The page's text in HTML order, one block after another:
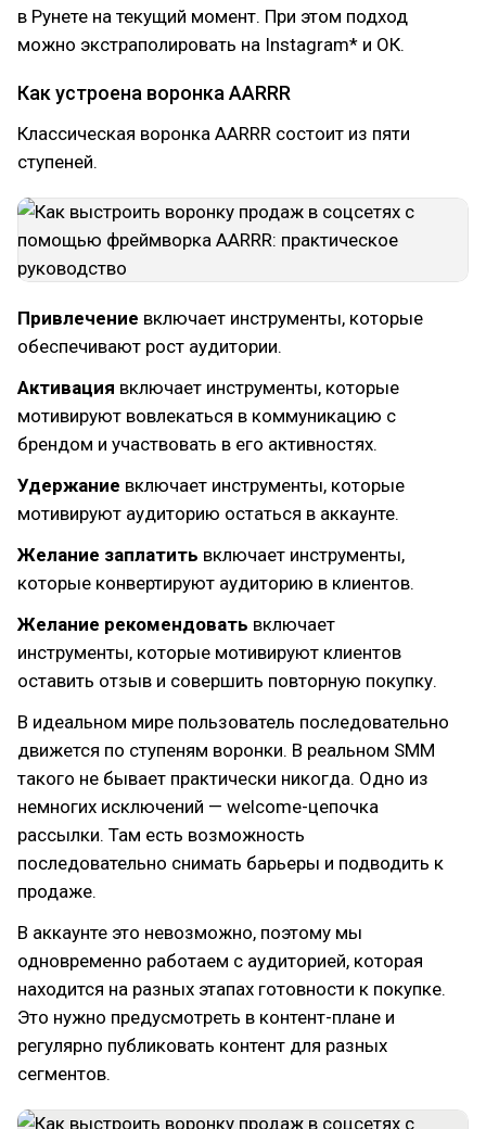
в Рунете на текущий момент. При этом подход
можно экстраполировать на Instagram* и ОК.
Как устроена воронка AARRR
Классическая воронка AARRR состоит из пяти
ступеней.
Привлечение включает инструменты, которые
обеспечивают рост аудитории.
Активация включает инструменты, которые
мотивируют вовлекаться в коммуникацию с
брендом и участвовать в его активностях.
Удержание включает инструменты, которые
мотивируют аудиторию остаться в аккаунте.
Желание заплатить включает инструменты,
которые конвертируют аудиторию в клиентов.
Желание рекомендовать включает
инструменты, которые мотивируют клиентов
оставить отзыв и совершить повторную покупку.
В идеальном мире пользователь последовательно
движется по ступеням воронки. В реальном SMM
такого не бывает практически никогда. Одно из
немногих исключений — welcome-цепочка
рассылки. Там есть возможность
последовательно снимать барьеры и подводить к
продаже.
В аккаунте это невозможно, поэтому мы
одновременно работаем с аудиторией, которая
находится на разных этапах готовности к покупке.
Это нужно предусмотреть в контент-плане и
регулярно публиковать контент для разных
сегментов.